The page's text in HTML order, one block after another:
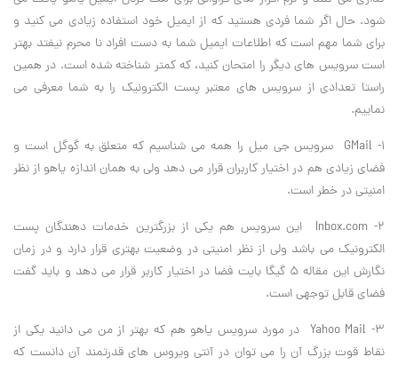
شود. حال اگر شما فردی هستید که از ایمیل خود استفاده زیادی می کنید و
برای شما مهم است که اطلاعات ایمیل شما به دست افراد نا محرم نیفتد بهتر
است سرویس های دیگر را امتحان کنید، که کمتر شناخته شده است. در همین
راستا تعدادی از سرویس های معتبر پست الکترونیک را به شما معرفی می
نماییم.
۱- GMail سرویس جی میل را همه می شناسیم که متعلق به گوگل است و
فضای زیادی هم در اختیار کاربران قرار می دهد ولی به همان اندازه یاهو از نظر
امنیتی در خطر است.
۲- Inbox.com این سرویس هم یکی از بزرگترین خدمات دهندگان پست
الکترونیک می باشد ولی از نظر امنیتی در وضعیت بهتری قرار دارد و در زمان
نگارش این مقاله ۵ گیگا بایت فضا در اختیار کاربر قرار می دهد و باید گفت
فضای قابل توجهی است.
۳- Yahoo Mail در مورد سرویس یاهو هم که بهتر از من می دانید یکی از
نقاط قوت بزرگ آن را می توان در آنتی ویروس های قدرتمند آن دانست که